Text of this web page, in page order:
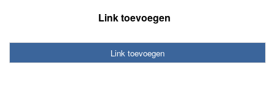
Link toevoegen
Link toevoegen